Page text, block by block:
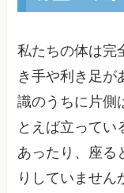
私たちの体は完
き手や利き足が
識のうちに片側
とえば立ってい
あったり、座る
りしていません